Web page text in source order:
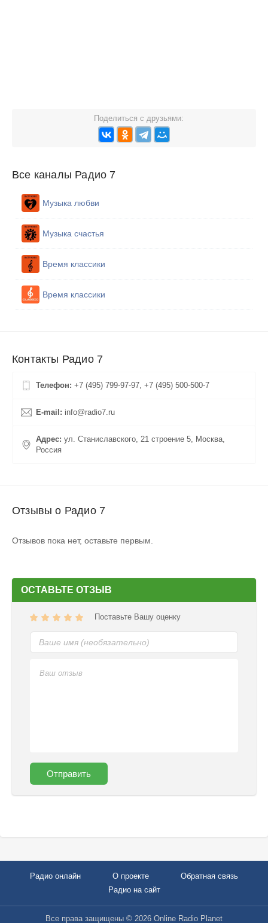
Поделиться с друзьями:
Все каналы Радио 7
Музыка любви
Музыка счастья
Время классики
Время классики
Контакты Радио 7
Телефон: +7 (495) 799-97-97, +7 (495) 500-500-7
E-mail: info@radio7.ru
Адрес: ул. Станиславского, 21 строение 5, Москва,
Россия
Отзывы о Радио 7
Отзывов пока нет, оставьте первым.
ОСТАВЬТЕ ОТЗЫВ
Поставьте Вашу оценку
Отправить
Радио онлайн О проекте
Обратная связь
Радио на сайт
Все права защищены © 2026 Online Radio Planet